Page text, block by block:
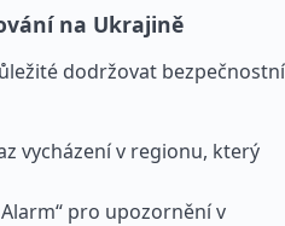
na Ukrajině
dodržovat bezpečnostní
vycházení v regionu, který
pro upozornění v